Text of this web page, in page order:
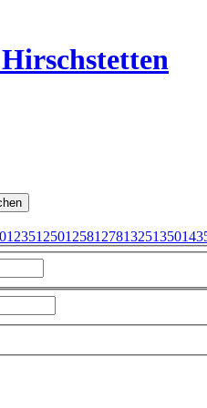
123512501258127813251350